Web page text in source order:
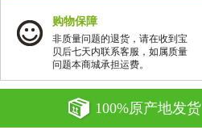
干鲜水产品及制品
购物保障
非质量问题的退货，请在收到宝
贝后七天内联系客服，如属质量
问题本商城承担运费。
100%原产地发货